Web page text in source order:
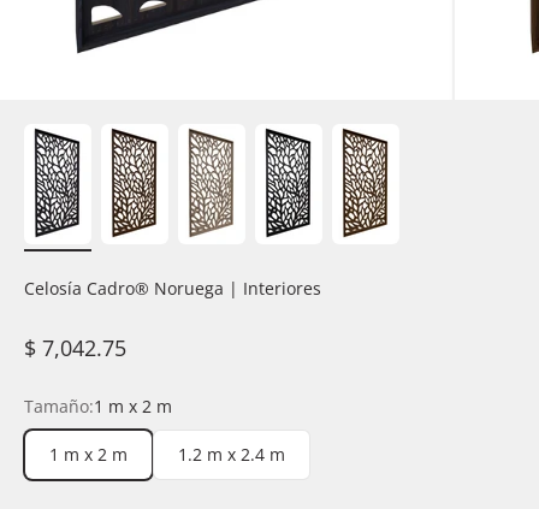
Celosía Cadro®️ Noruega | Interiores
Precio de oferta
$ 7,042.75
Tamaño:1 m x 2 m
1 m x 2 m 1.2 m x 2.4 m